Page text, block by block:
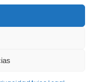
Política de cookies